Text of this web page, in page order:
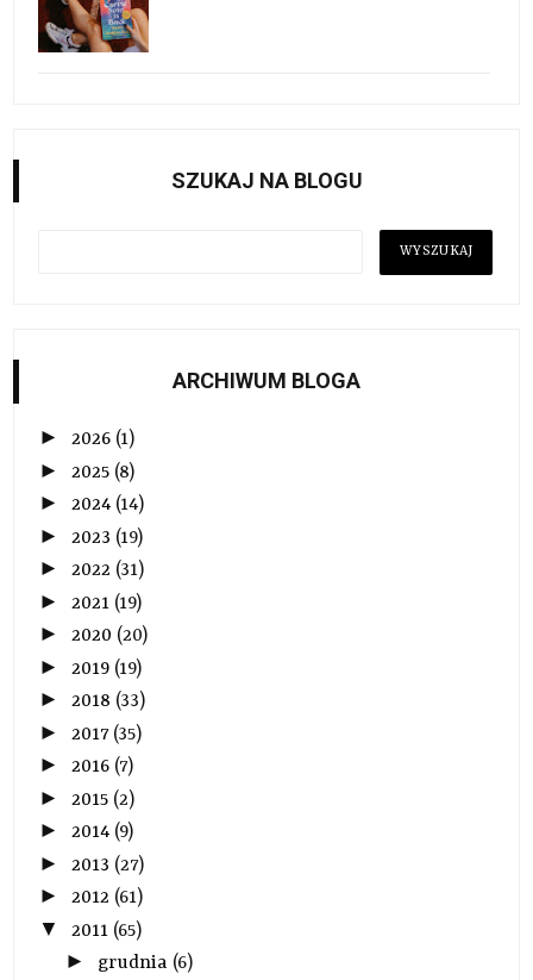
SZUKAJ NA BLOGU
ARCHIWUM BLOGA
►2026 (1)
► 2025 (8)
►2024 (14)
► 2023 (19)
►2022 (31)
► 2021 (19)
►2020 (20)
► 2019 (19)
►2018 (33)
► 2017 (35)
►2016 (7)
► 2015 (2)
►2014 (9)
► 2013 (27)
►2012 (61)
▼ 2011 (65)
► grudnia (6)